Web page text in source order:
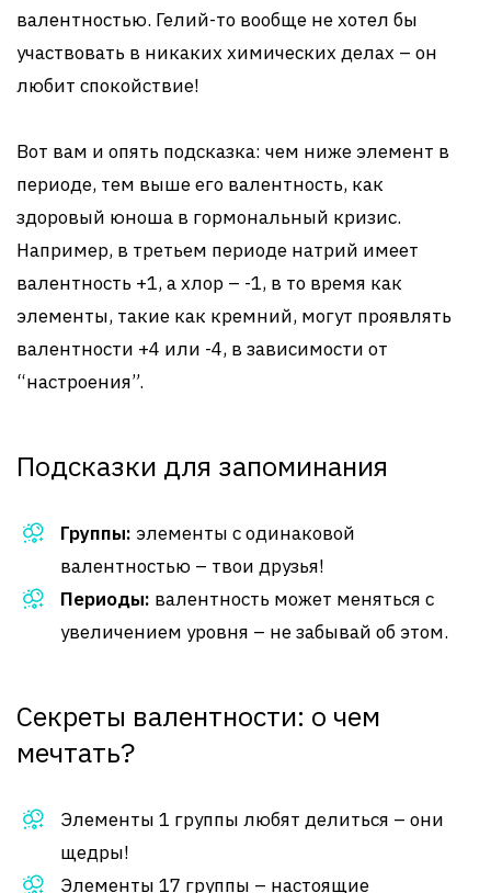
валентностью. Гелий-то вообще не хотел бы
участвовать в никаких химических делах – он
любит спокойствие!
Вот вам и опять подсказка: чем ниже элемент в
периоде, тем выше его валентность, как
здоровый юноша в гормональный кризис.
Например, в третьем периоде натрий имеет
валентность +1, а хлор – -1, в то время как
элементы, такие как кремний, могут проявлять
валентности +4 или -4, в зависимости от
“настроения”.
Подсказки для запоминания
Группы: элементы с одинаковой
валентностью – твои друзья!
Периоды: валентность может меняться с
увеличением уровня – не забывай об этом.
Секреты валентности: о чем
мечтать?
Элементы 1 группы любят делиться – они
щедры!
Элементы 17 группы – настоящие